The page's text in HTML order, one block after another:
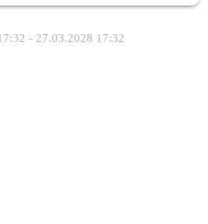
- 27.03.2028 17:32